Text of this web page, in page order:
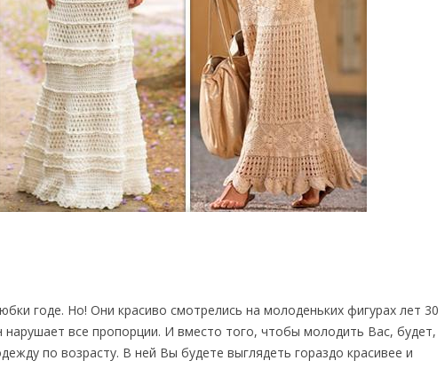
годе. Но! Они красиво смотрелись на молоденьких фигурах лет 30
все пропорции. И вместо того, чтобы молодить Вас, будет,
по возрасту. В ней Вы будете выглядеть гораздо красивее и